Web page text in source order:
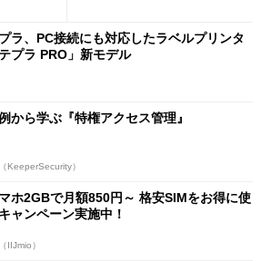
ラ、PC接続にも対応したラベルプリンタ
テプラ PRO」新モデル
から学ぶ『特権アクセス管理』
KeeperSecurity）
ホ2GBで月額850円～ 格安SIMをお得に使
ャンペーン実施中！
IIJmio）